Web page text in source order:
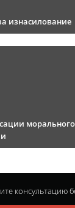
изнасилование
консультацию